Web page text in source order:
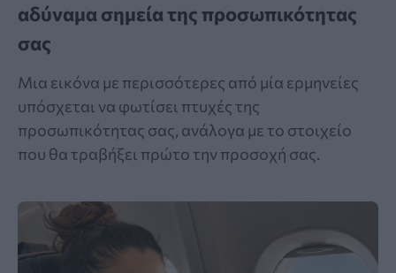
αδύναμα σημεία της προσωπικότητας
σας
Μια εικόνα με περισσότερες από μία ερμηνείες
υπόσχεται να φωτίσει πτυχές της
προσωπικότητας σας, ανάλογα με το στοιχείο
που θα τραβήξει πρώτο την προσοχή σας.